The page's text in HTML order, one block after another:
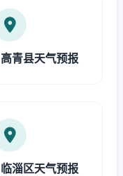
高青县天气预报
临淄区天气预报